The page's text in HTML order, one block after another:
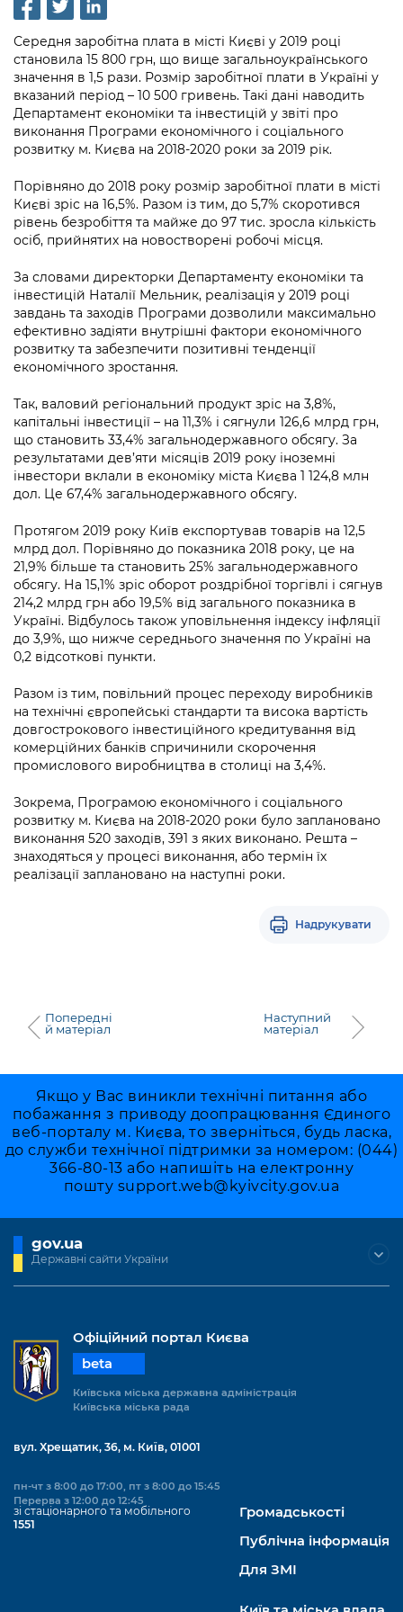
Рішення та розпорядження
Проєкти розпоряджень, що
перебувають на погодженні КМВА
Рішення Київради
Контактна інформація
Графік роботи та прийому громадян
Вакансії
Звернення громадян
Регуляторна діяльність
Промисловість і наука Києва
Підприємства, установи, організації
Kyiv International Relations
Річні звіти
Гендерна політика
Безбар'єрність
Київська міська військова адміністрація
Освіта та навчальні заклади
Дороги, транспорт та парковки
Навколишнє середовище міста
Містобудування та земельні ділянки
Бізнес та ліцензування
Фінанси та бюджет
Безпека та правопорядок
Ритуальні послуги
Іноземцям / For foreigners
Портал Захисників та Захисниць
Безбар'єрність
Портал послуг
Міський застосунок Київ Цифровий
Важливе під час воєнного стану
Громадська експертиза
Громадський бюджет
Консультації з громадськістю
Громадська рада
Відкритий бюджет
Контактний центр
Допомога учасникам АТО
Рада з питань внутрішньо переміщених
осіб при Київській міській військовій
адміністрації
«Ініціатива «Партнерство «Відкритий
Уряд» – місцевий рівень»
Важливе під час воєнного стану
Інформація з обмеженим доступом
Подати запит онлайн
Проекти нормативно-правових та
інших актів
Питання і відповіді про публічну
інформацію
Порядок оскарження рішень, дій чи
бездіяльності розпорядників інформації
Звіти про опрацювання запитів на
публічну інформацію
Про відкриті дані
Портал даних Києва
Публічні дашборди
Медіагалерея
Підписатися на новини та анонси від
КМДА / Subscribe to announcements
from the KCSA
Порядок акредитації медіа /
Accreditation process
Подати журналістський запит /
Submitting a media request
Зйомки в лікарнях в умовах воєнного
стану / Rules for media coverage of
hospitals at work under martial law
Контакти для медіа / Contacts for mass
media
Портал Послуг
Середня заробітна плата в місті Києві у 2019 році
становила 15 800 грн, що вище загальноукраїнського
значення в 1,5 рази. Розмір заробітної плати в Україні у
вказаний період – 10 500 гривень. Такі дані наводить
Департамент економіки та інвестицій у звіті про
виконання Програми економічного і соціального
розвитку м. Києва на 2018-2020 роки за 2019 рік.
Порівняно до 2018 року розмір заробітної плати в місті
Києві зріс на 16,5%. Разом із тим, до 5,7% скоротився
рівень безробіття та майже до 97 тис. зросла кількість
осіб, прийнятих на новостворені робочі місця.
За словами директорки Департаменту економіки та
інвестицій Наталії Мельник, реалізація у 2019 році
завдань та заходів Програми дозволили максимально
ефективно задіяти внутрішні фактори економічного
розвитку та забезпечити позитивні тенденції
економічного зростання.
Так, валовий регіональний продукт зріс на 3,8%,
капітальні інвестиції – на 11,3% і сягнули 126,6 млрд грн,
що становить 33,4% загальнодержавного обсягу. За
результатами дев’яти місяців 2019 року іноземні
інвестори вклали в економіку міста Києва 1 124,8 млн
дол. Це 67,4% загальнодержавного обсягу.
Протягом 2019 року Київ експортував товарів на 12,5
млрд дол. Порівняно до показника 2018 року, це на
21,9% більше та становить 25% загальнодержавного
обсягу. На 15,1% зріс оборот роздрібної торгівлі і сягнув
214,2 млрд грн або 19,5% від загального показника в
Україні. Відбулось також уповільнення індексу інфляції
до 3,9%, що нижче середнього значення по Україні на
0,2 відсоткові пункти.
Разом із тим, повільний процес переходу виробників
на технічні європейські стандарти та висока вартість
довгострокового інвестиційного кредитування від
комерційних банків спричинили скорочення
промислового виробництва в столиці на 3,4%.
Зокрема, Програмою економічного і соціального
розвитку м. Києва на 2018-2020 роки було заплановано
виконання 520 заходів, 391 з яких виконано. Решта –
знаходяться у процесі виконання, або термін їх
реалізації заплановано на наступні роки.
Надрукувати
Попередні
й матеріал
Наступний
матеріал
Якщо у Вас виникли технічні питання або
побажання з приводу доопрацювання Єдиного
веб-порталу м. Києва, то зверніться, будь ласка,
до служби технічної підтримки за номером: (044)
366-80-13 або напишіть на електронну
пошту support.web@kyivcity.gov.ua
gov.ua
Державні сайти України
Офіційний портал Києва
beta
Київська міська державна адміністрація
Київська міська рада
вул. Хрещатик, 36, м. Київ, 01001
пн-чт з 8:00 до 17:00, пт з 8:00 до 15:45
Перерва з 12:00 до 12:45
зі стаціонарного та мобільного
1551
Громадськості
Публічна інформація
Для ЗМІ